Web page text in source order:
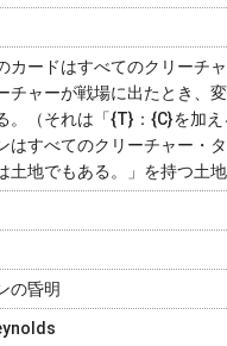
カードはすべてのクリーチ
チャーが戦場に出たとき、
。（それは「{T}：{C}を加
はすべてのクリーチャー・
土地でもある。」を持つ土地
の昏明